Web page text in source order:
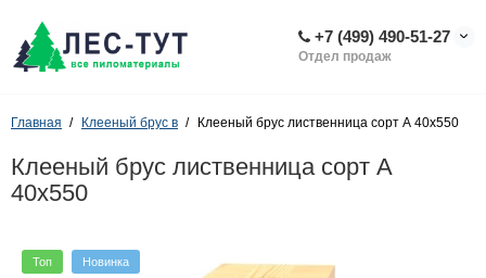
+7 (499) 490-51-27
Отдел продаж
Главная Клееный брус в Клееный брус лиственница сорт А 40х550
Клееный брус лиственница сорт А
40х550
Топ Новинка